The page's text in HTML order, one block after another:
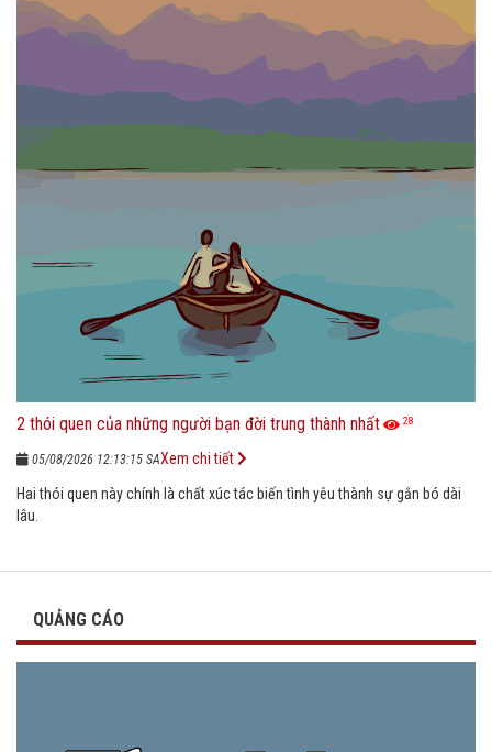
2 thói quen của những người bạn đời trung thành nhất 28
05/08/2026 12:13:15 SA
Hai thói quen này chính là chất xúc tác biến tình yêu thành sự gắn bó dài
lâu.
Xem chi tiết
QUẢNG CÁO